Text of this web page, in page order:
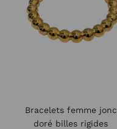
Bracelets femme jonc
doré billes rigides